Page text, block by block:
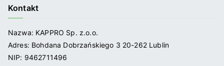
Kontakt
Nazwa: KAPPRO Sp. z.o.o.
Adres: Bohdana Dobrzańskiego 3 20-262 Lublin
NIP: 9462711496